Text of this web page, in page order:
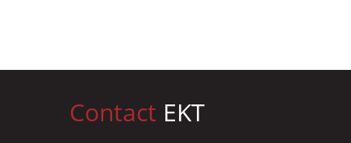
Contact EKT